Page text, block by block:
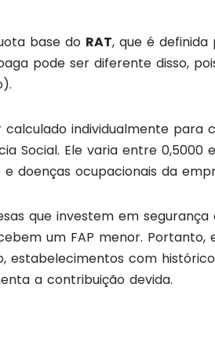
base do RAT, que é definida
pode ser diferente disso,
calculado individualmente para
Social. Ele varia entre 0,5000
doenças ocupacionais da
que investem em
um FAP menor. Portanto,
estabelecimentos com
a contribuição devida.